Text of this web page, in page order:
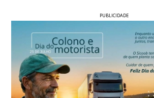
PUBLICIDADE